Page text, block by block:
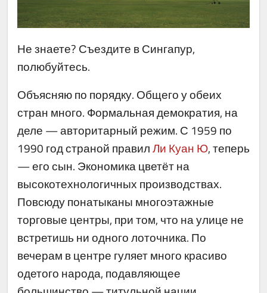
Не знаете? Съездите в Сингапур,
полюбуйтесь.
Объясняю по порядку. Общего у обеих
стран много. Формальная демократия, на
деле — авторитарный режим. С 1959 по
1990 год страной правилЛи Куан Ю, теперь
— его сын. Экономика цветёт на
высокотехнологичных производствах.
Повсюду понатыканы многоэтажные
торговые центры, при том, что на улице не
встретишь ни одного лоточника. По
вечерам в центре гуляет много красиво
одетого народа, подавляющее